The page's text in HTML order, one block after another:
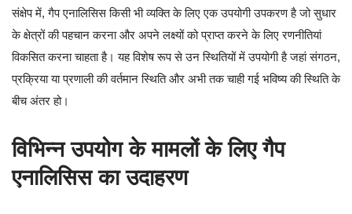
संक्षेप में, गैप एनालिसिस किसी भी व्यक्ति के लिए एक उपयोगी उपकरण है जो सुधार
के क्षेत्रों की पहचान करना और अपने लक्ष्यों को प्राप्त करने के लिए रणनीतियां
विकसित करना चाहता है। यह विशेष रूप से उन स्थितियों में उपयोगी है जहां संगठन,
प्रक्रिया या प्रणाली की वर्तमान स्थिति और अभी तक चाही गई भविष्य की स्थिति के
बीच अंतर हो।
विभिन्न उपयोग के मामलों के लिए गैप
एनालिसिस का उदाहरण